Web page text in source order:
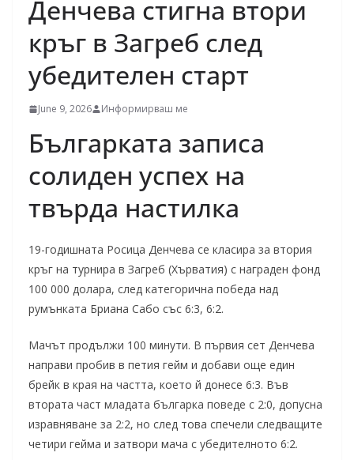
Денчева стигна втори
кръг в Загреб след
убедителен старт
June 9, 2026 Информирваш ме
Българката записа
солиден успех на
твърда настилка
19-годишната Росица Денчева се класира за втория
кръг на турнира в Загреб (Хърватия) с награден фонд
100 000 долара, след категорична победа над
румънката Бриана Сабо със 6:3, 6:2.
Мачът продължи 100 минути. В първия сет Денчева
направи пробив в петия гейм и добави още един
брейк в края на частта, което й донесе 6:3. Във
втората част младата българка поведе с 2:0, допусна
изравняване за 2:2, но след това спечели следващите
четири гейма и затвори мача с убедителното 6:2.